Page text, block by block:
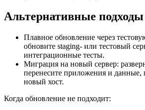
Альтернативные подходы
Плавное обновление через
обновите staging- или тестовый
интеграционные тесты.
Миграция на новый сервер:
перенесите приложения и данные,
новый хост.
Когда обновление не подходит: